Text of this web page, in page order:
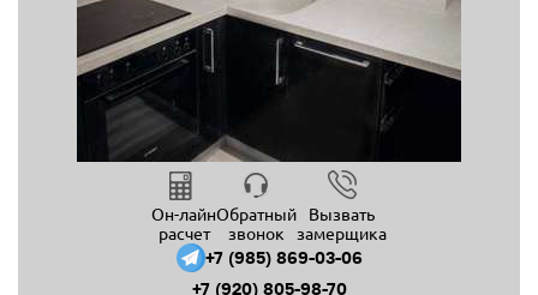
Он-лайн
расчет
Обратный
звонок
Вызвать
замерщика
+7 (985) 869-03-06
+7 (920) 805-98-70